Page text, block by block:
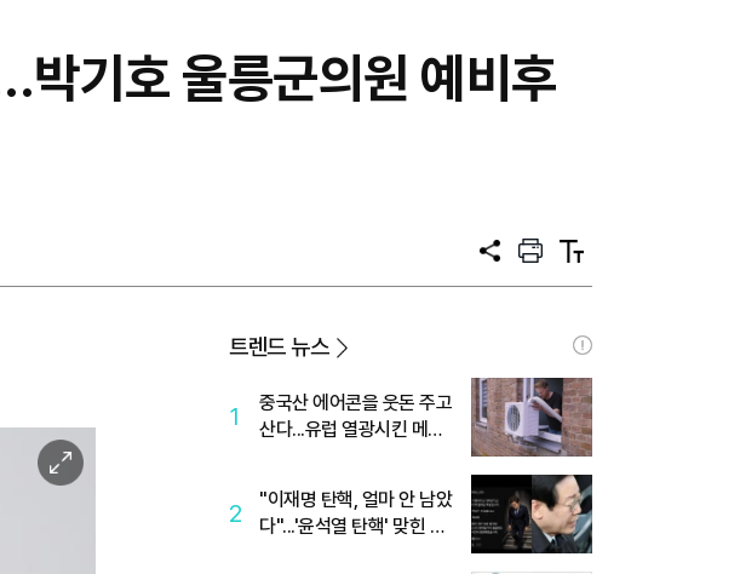
기호 울릉군의원 예비후
공
프
트
텍
트
이
미
트렌드 뉴스
1
중국산 에어콘을 웃돈 주고
산다...유럽 열광시킨 메이
2
"이재명 탄핵, 얼마 안 남았
다"...'윤석열 탄핵' 맞힌 무